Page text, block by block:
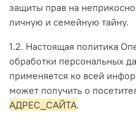
защиты прав на
личную и семейную тайну.
1.2. Настоящая политика
обработки персональных
применяется ко всей
может получить о
АДРЕС_САЙТА.